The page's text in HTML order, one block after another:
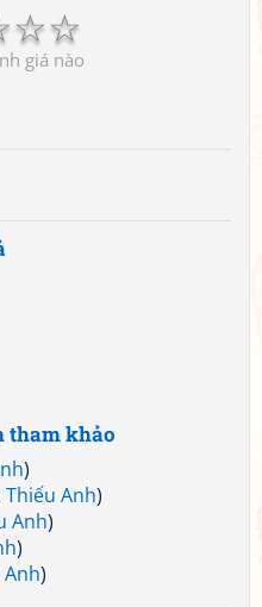
☆
☆
giá nào
tham khảo
)
Anh)
Anh)
)
)